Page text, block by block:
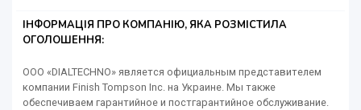
ІНФОРМАЦІЯ ПРО КОМПАНІЮ, ЯКА РОЗМІСТИЛА
ОГОЛОШЕННЯ:
ООО «DIALTECHNO» является официальным представителем
компании Finish Tompson Inc. на Украине. Мы также
обеспечиваем гарантийное и постгарантийное обслуживание.